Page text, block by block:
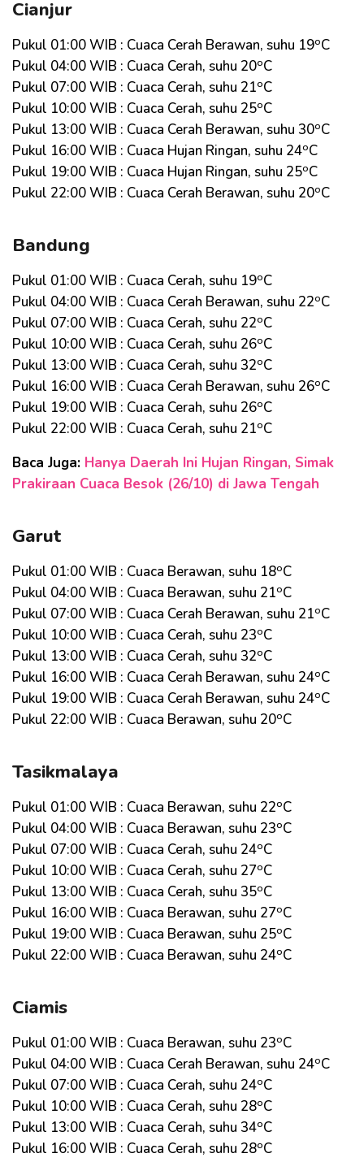
Cianjur
Pukul 01:00 WIB : Cuaca Cerah Berawan, suhu 19oC
Pukul 04:00 WIB : Cuaca Cerah, suhu 20oC
Pukul 07:00 WIB : Cuaca Cerah, suhu 21oC
Pukul 10:00 WIB : Cuaca Cerah, suhu 25oC
Pukul 13:00 WIB : Cuaca Cerah Berawan, suhu 30oC
Pukul 16:00 WIB : Cuaca Hujan Ringan, suhu 24oC
Pukul 19:00 WIB : Cuaca Hujan Ringan, suhu 25oC
Pukul 22:00 WIB : Cuaca Cerah Berawan, suhu 20oC
Bandung
Pukul 01:00 WIB : Cuaca Cerah, suhu 19oC
Pukul 04:00 WIB : Cuaca Cerah Berawan, suhu 22oC
Pukul 07:00 WIB : Cuaca Cerah, suhu 22oC
Pukul 10:00 WIB : Cuaca Cerah, suhu 26oC
Pukul 13:00 WIB : Cuaca Cerah, suhu 32oC
Pukul 16:00 WIB : Cuaca Cerah Berawan, suhu 26oC
Pukul 19:00 WIB : Cuaca Cerah, suhu 26oC
Pukul 22:00 WIB : Cuaca Cerah, suhu 21oC
Baca Juga: Hanya Daerah Ini Hujan Ringan, Simak
Prakiraan Cuaca Besok (26/10) di Jawa Tengah
Garut
Pukul 01:00 WIB : Cuaca Berawan, suhu 18oC
Pukul 04:00 WIB : Cuaca Berawan, suhu 21oC
Pukul 07:00 WIB : Cuaca Cerah Berawan, suhu 21oC
Pukul 10:00 WIB : Cuaca Cerah, suhu 23oC
Pukul 13:00 WIB : Cuaca Cerah, suhu 32oC
Pukul 16:00 WIB : Cuaca Cerah Berawan, suhu 24oC
Pukul 19:00 WIB : Cuaca Cerah Berawan, suhu 24oC
Pukul 22:00 WIB : Cuaca Berawan, suhu 20oC
Tasikmalaya
Pukul 01:00 WIB : Cuaca Berawan, suhu 22oC
Pukul 04:00 WIB : Cuaca Berawan, suhu 23oC
Pukul 07:00 WIB : Cuaca Cerah, suhu 24oC
Pukul 10:00 WIB : Cuaca Cerah, suhu 27oC
Pukul 13:00 WIB : Cuaca Cerah, suhu 35oC
Pukul 16:00 WIB : Cuaca Berawan, suhu 27oC
Pukul 19:00 WIB : Cuaca Berawan, suhu 25oC
Pukul 22:00 WIB : Cuaca Berawan, suhu 24oC
Ciamis
Pukul 01:00 WIB : Cuaca Berawan, suhu 23oC
Pukul 04:00 WIB : Cuaca Cerah Berawan, suhu 24oC
Pukul 07:00 WIB : Cuaca Cerah, suhu 24oC
Pukul 10:00 WIB : Cuaca Cerah, suhu 28oC
Pukul 13:00 WIB : Cuaca Cerah, suhu 34oC
Pukul 16:00 WIB : Cuaca Cerah, suhu 28oC